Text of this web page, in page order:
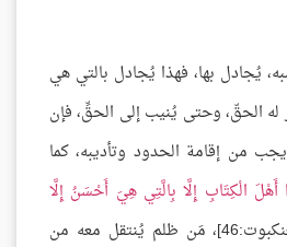
يُجادل بها، فهذا يُجادل بالتي هي
الحقّ، وحتى يُنيب إلى الحقِّ، فإن
من إقامة الحدود وتأديبه، كما
أَهْلَ الْكِتَابِ إِلَّا بِالَّتِي هِيَ أَحْسَنُ إِلَّا
[العنكبوت:46]، مَن ظلم يُنتقل معه من